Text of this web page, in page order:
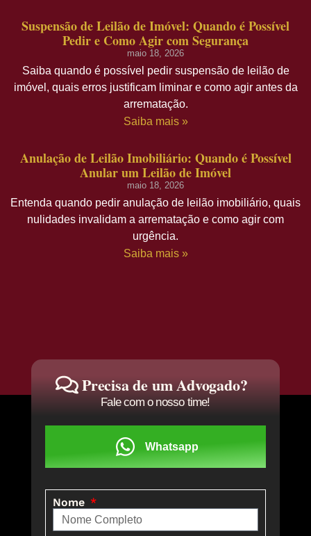
Suspensão de Leilão de Imóvel: Quando é Possível
Pedir e Como Agir com Segurança
maio 18, 2026
Saiba quando é possível pedir suspensão de leilão de
imóvel, quais erros justificam liminar e como agir antes da
arrematação.
Saiba mais »
Anulação de Leilão Imobiliário: Quando é Possível
Anular um Leilão de Imóvel
maio 18, 2026
Entenda quando pedir anulação de leilão imobiliário, quais
nulidades invalidam a arrematação e como agir com
urgência.
Saiba mais »
Precisa de um Advogado?
Fale com o nosso time!
Whatsapp
Nome